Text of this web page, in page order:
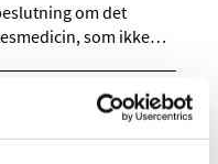
om det
som ikke…
2